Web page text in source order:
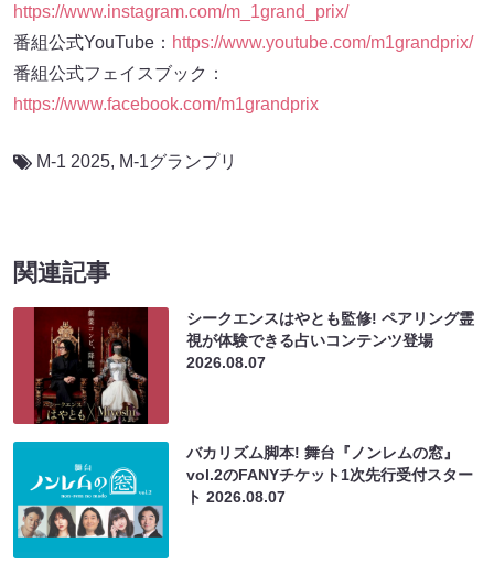
https://www.instagram.com/m_1grand_prix/
番組公式YouTube： https://www.youtube.com/m1grandprix/
番組公式フェイスブック：
https://www.facebook.com/m1grandprix
M-1 2025, M-1グランプリ
関連記事
シークエンスはやとも監修! ペアリング霊
視が体験できる占いコンテンツ登場
2026.08.07
バカリズム脚本! 舞台『ノンレムの窓』
vol.2のFANYチケット1次先行受付スター
ト2026.08.07